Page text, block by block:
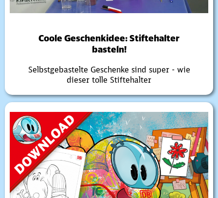
Coole Geschenkidee: Stiftehalter
basteln!
Selbstgebastelte Geschenke sind super - wie
dieser tolle Stiftehalter